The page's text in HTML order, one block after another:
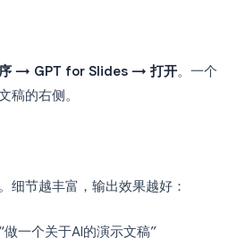
→ GPT for Slides → 打开。一个
稿的右侧。
细节越丰富，输出效果越好：
“做一个关于AI的演示文稿”